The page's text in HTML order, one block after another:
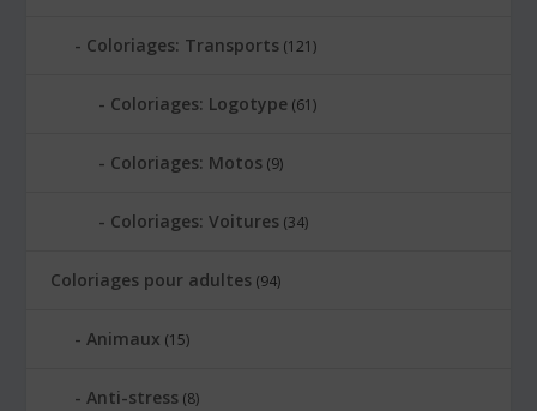
Coloriages: Transports (121)
Coloriages: Logotype (61)
Coloriages: Motos (9)
Coloriages: Voitures (34)
Coloriages pour adultes (94)
Animaux (15)
Anti-stress (8)